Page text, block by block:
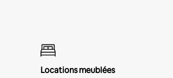
Locations meublées